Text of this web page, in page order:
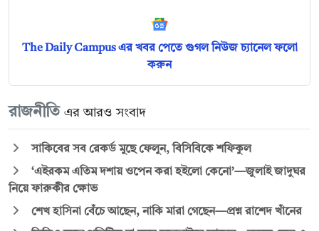
The Daily Campus এর খবর পেতে গুগল নিউজ চ্যানেল ফলো
করুন
রাজনীতি এর আরও সংবাদ
সাকিবের সব রেকর্ড মুছে ফেলুন, বিসিবিকে শফিকুল
‘এইরকম এতিম দশায় ওপেন করা হইলো কেনো’—জুলাই জাদুঘর
নিয়ে ফারুকীর ক্ষোভ
শেখ হাসিনা বেঁচে আছেন, নাকি মারা গেছেন—প্রশ্ন রাশেদ খাঁনের